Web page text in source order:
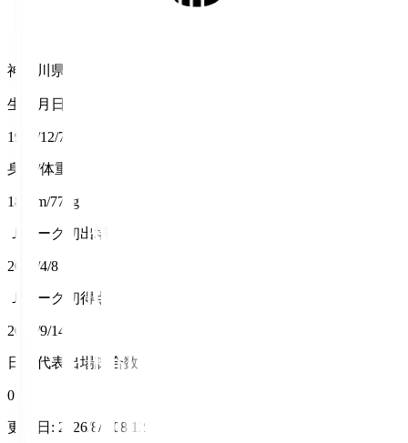
神奈川県
生年月日
1993/12/7
身長/体重
184cm/77kg
Ｊリーグ初出場
2012/4/8
Ｊリーグ初得点
2012/9/14
日本代表出場試合数
0
更新日 : 2026/8/7 08:12